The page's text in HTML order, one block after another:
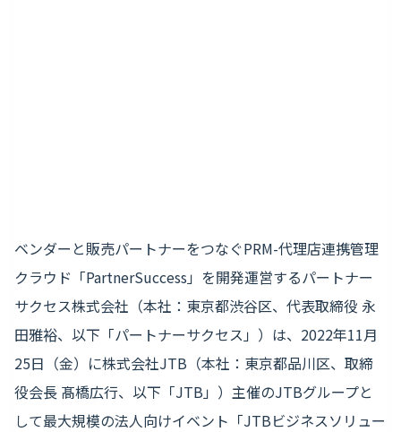
ベンダーと販売パートナーをつなぐPRM-代理店連携管理
クラウド「PartnerSuccess」を開発運営するパートナー
サクセス株式会社（本社：東京都渋谷区、代表取締役 永
田雅裕、以下「パートナーサクセス」）は、2022年11月
25日（金）に株式会社JTB（本社：東京都品川区、取締
役会長 髙橋広行、以下「JTB」）主催のJTBグループと
して最大規模の法人向けイベント「JTBビジネスソリュー